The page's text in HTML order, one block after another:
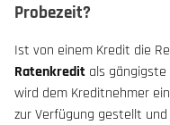
Probezeit?
Ist von einem Kredit die
Ratenkredit als
wird dem Kreditnehmer
zur Verfügung gestellt